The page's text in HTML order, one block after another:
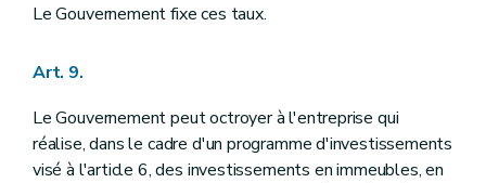
Le Gouvernement fixe ces taux.
Art. 9.
Le Gouvernement peut octroyer à l'entreprise qui
réalise, dans le cadre d'un programme d'investissements
visé à l'article 6, des investissements en immeubles, en